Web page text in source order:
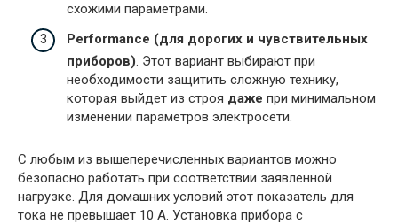
схожими параметрами.
Performance (для дорогих и чувствительных
приборов) . Этот вариант выбирают при
необходимости защитить сложную технику,
которая выйдет из строя даже при минимальном
изменении параметров электросети.
С любым из вышеперечисленных вариантов можно
безопасно работать при соответствии заявленной
нагрузке. Для домашних условий этот показатель для
тока не превышает 10 А. Установка прибора с